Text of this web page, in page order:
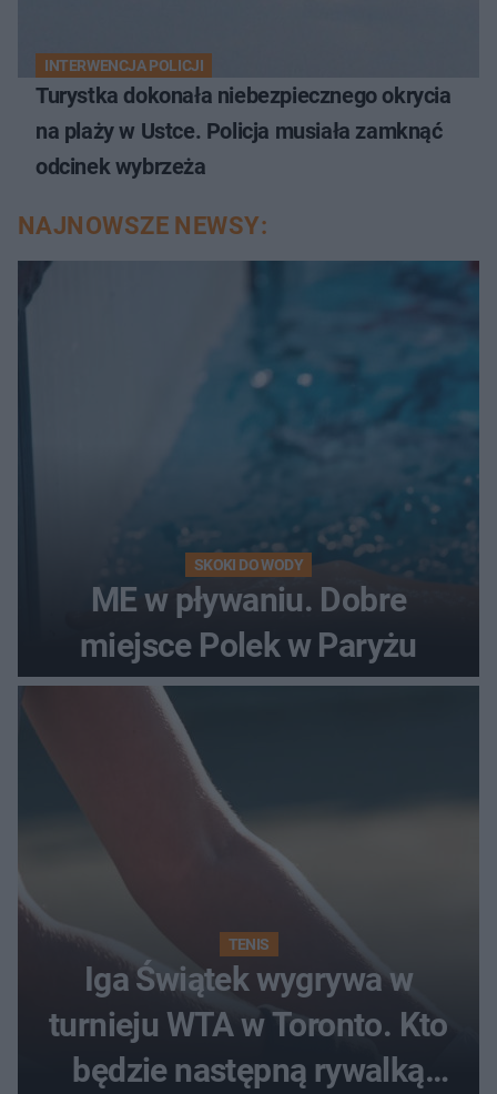
INTERWENCJA POLICJI
Turystka dokonała niebezpiecznego okrycia
na plaży w Ustce. Policja musiała zamknąć
odcinek wybrzeża
NAJNOWSZE NEWSY:
SKOKI DO WODY
ME w pływaniu. Dobre
miejsce Polek w Paryżu
TENIS
Iga Świątek wygrywa w
turnieju WTA w Toronto. Kto
będzie następną rywalką